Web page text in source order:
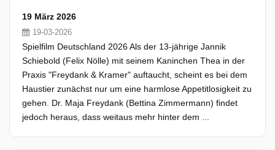
19 März 2026
19-03-2026
Spielfilm Deutschland 2026 Als der 13-jährige Jannik
Schiebold (Felix Nölle) mit seinem Kaninchen Thea in der
Praxis "Freydank & Kramer" auftaucht, scheint es bei dem
Haustier zunächst nur um eine harmlose Appetitlosigkeit zu
gehen. Dr. Maja Freydank (Bettina Zimmermann) findet
jedoch heraus, dass weitaus mehr hinter dem ...